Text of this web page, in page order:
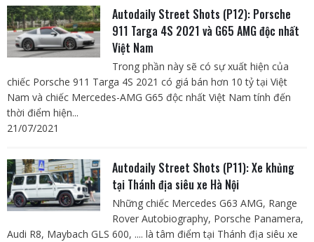
Autodaily Street Shots (P12): Porsche
911 Targa 4S 2021 và G65 AMG độc nhất
Việt Nam
Trong phần này sẽ có sự xuất hiện của
chiếc Porsche 911 Targa 4S 2021 có giá bán hơn 10 tỷ tại Việt
Nam và chiếc Mercedes-AMG G65 độc nhất Việt Nam tính đến
thời điểm hiện...
21/07/2021
Autodaily Street Shots (P11): Xe khủng
tại Thánh địa siêu xe Hà Nội
Những chiếc Mercedes G63 AMG, Range
Rover Autobiography, Porsche Panamera,
Audi R8, Maybach GLS 600, .... là tâm điểm tại Thánh địa siêu xe